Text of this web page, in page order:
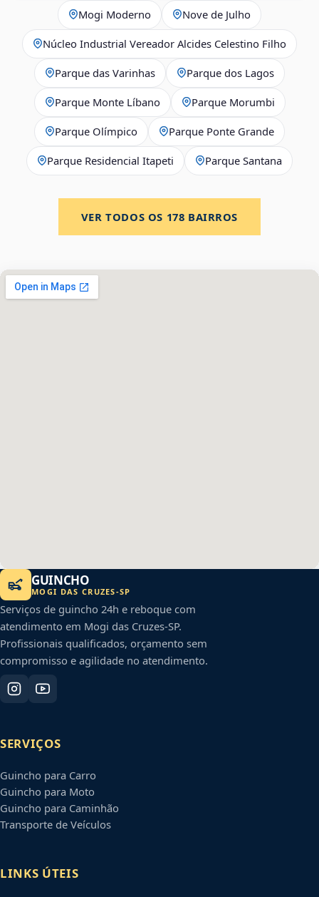
Mogi Moderno Nove de Julho
Núcleo Industrial Vereador Alcides Celestino Filho
Parque das Varinhas Parque dos Lagos
Parque Monte Líbano Parque Morumbi
Parque Olímpico Parque Ponte Grande
Parque Residencial Itapeti Parque Santana
VER TODOS OS 178 BAIRROS
GUINCHO
MOGI DAS CRUZES-SP
Serviços de guincho 24h e reboque com
atendimento em Mogi das Cruzes-SP.
Profissionais qualificados, orçamento sem
compromisso e agilidade no atendimento.
SERVIÇOS
Guincho para Carro
Guincho para Moto
Guincho para Caminhão
Transporte de Veículos
LINKS ÚTEIS